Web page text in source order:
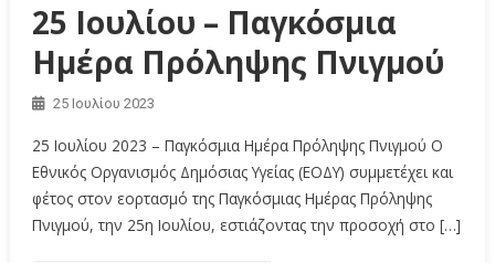
25 Ιουλίου – Παγκόσμια
Ημέρα Πρόληψης Πνιγμού
25 Ιουλίου 2023
25 Ιουλίου 2023 – Παγκόσμια Ημέρα Πρόληψης Πνιγμού O
Εθνικός Οργανισμός Δημόσιας Υγείας (ΕΟΔΥ) συμμετέχει και
φέτος στον εορτασμό της Παγκόσμιας Ημέρας Πρόληψης
Πνιγμού, την 25η Ιουλίου, εστιάζοντας την προσοχή στο […]